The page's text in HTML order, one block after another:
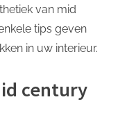
van mid
tips geven
in uw interieur.
century